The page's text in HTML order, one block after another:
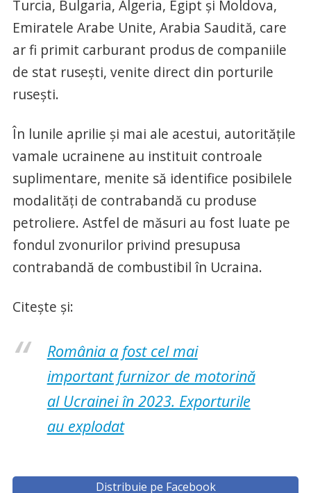
Turcia, Bulgaria, Algeria, Egipt și Moldova,
Emiratele Arabe Unite, Arabia Saudită, care
ar fi primit carburant produs de companiile
de stat rusești, venite direct din porturile
rusești.
În lunile aprilie și mai ale acestui, autoritățile
vamale ucrainene au instituit controale
suplimentare, menite să identifice posibilele
modalități de contrabandă cu produse
petroliere. Astfel de măsuri au fost luate pe
fondul zvonurilor privind presupusa
contrabandă de combustibil în Ucraina.
Citește și:
România a fost cel mai
important furnizor de motorină
al Ucrainei în 2023. Exporturile
au explodat
Distribuie pe Facebook